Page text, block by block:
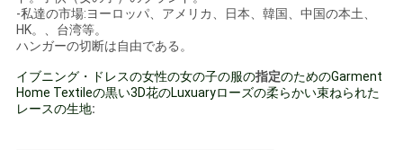
図
プ
-私達の市場:ヨーロッパ、アメリカ、日本、韓国、中国の本土、
HK。、台湾等。
ハンガーの切断は自由である。
イブニング・ドレスの女性の女の子の服の指定のためのGarment
Home Textileの黒い3D花のLuxuaryローズの柔らかい束ねられた
レースの生地: